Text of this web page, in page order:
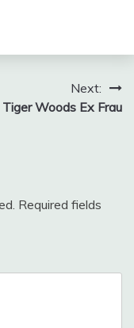
Next:
Tiger Woods Ex Frau
Required fields